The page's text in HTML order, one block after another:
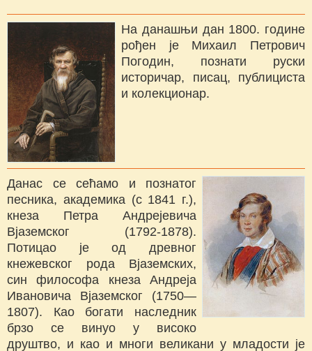
На данашњи дан 1800. године
рођен је Михаил Петрович
Погодин, познати руски
историчар, писац, публициста
и колекционар.
Данас се сећамо и познатог
песника, академика (с 1841 г.),
кнеза Петра Андрејевича
Вјаземског (1792-1878).
Потицао је од древног
кнежевског рода Вјаземских,
син философа кнеза Андреја
Ивановича Вјаземског (1750—
1807). Као богати наследник
брзо се винуо у високо
друштво, и као и многи великани у младости је